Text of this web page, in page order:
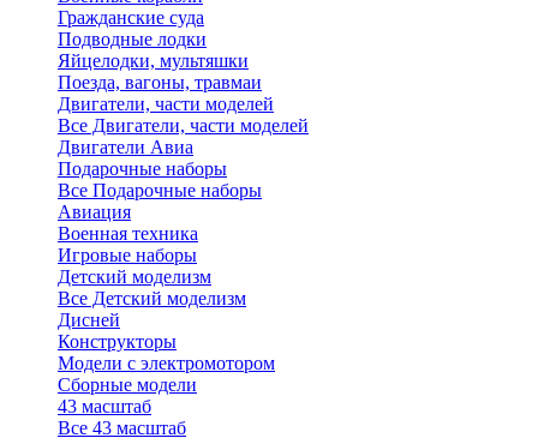
Гражданские суда
Подводные лодки
Яйцелодки, мультяшки
Поезда, вагоны, травмаи
Двигатели, части моделей
Все Двигатели, части моделей
Двигатели Авиа
Подарочные наборы
Все Подарочные наборы
Авиация
Военная техника
Игровые наборы
Детский моделизм
Все Детский моделизм
Дисней
Конструкторы
Модели с электромотором
Сборные модели
43 масштаб
Все 43 масштаб